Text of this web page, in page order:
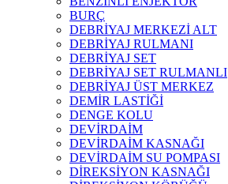
BURÇ
DEBRİYAJ MERKEZİ ALT
DEBRİYAJ RULMANI
DEBRİYAJ SET
DEBRİYAJ SET RULMANLI
DEBRİYAJ ÜST MERKEZ
DEMİR LASTİĞİ
DENGE KOLU
DEVİRDAİM
DEVİRDAİM KASNAĞI
DEVİRDAİM SU POMPASI
DİREKSİYON KASNAĞI